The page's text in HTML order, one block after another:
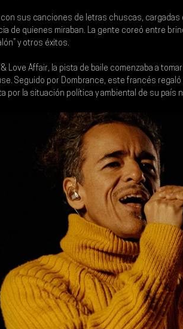
sus canciones de letras chuscas, cargadas
de quienes miraban. La gente coreó entre
y otros éxitos.
Love Affair, la pista de baile comenzaba a
Seguido por Dombrance, este francés
por la situación política y ambiental de su país